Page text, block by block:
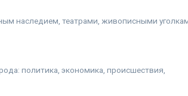
наследием, театрами, живописными
политика, экономика, происшествия,